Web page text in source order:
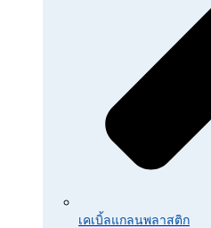
เคเบิ้ลแกลนพลาสติก